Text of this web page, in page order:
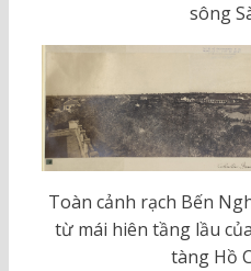
sông
Toàn cảnh rạch Bến
từ mái hiên tầng lầu
tàng Hồ